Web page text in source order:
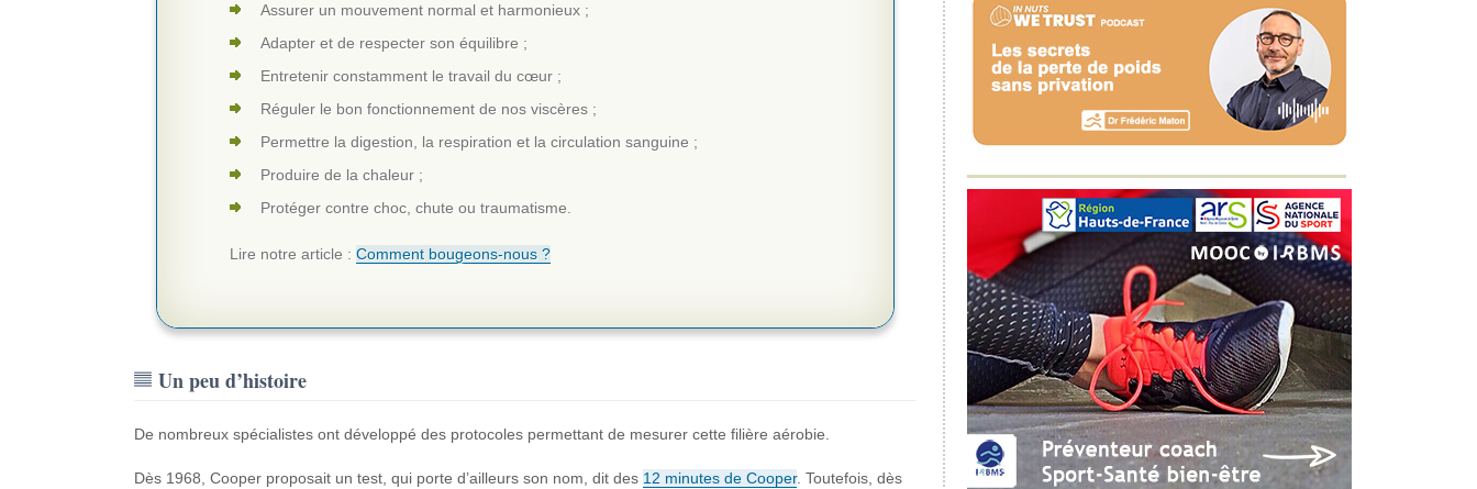
Assurer un mouvement normal et harmonieux ;
Adapter et de respecter son équilibre ;
Entretenir constamment le travail du cœur ;
Réguler le bon fonctionnement de nos viscères ;
Permettre la digestion, la respiration et la circulation sanguine ;
Produire de la chaleur ;
Protéger contre choc, chute ou traumatisme.
Lire notre article : Comment bougeons-nous ?
Un peu d’histoire
De nombreux spécialistes ont développé des protocoles permettant de mesurer cette filière aérobie.
Dès 1968, Cooper proposait un test, qui porte d’ailleurs son nom, dit des 12 minutes de Cooper. Toutefois, dès